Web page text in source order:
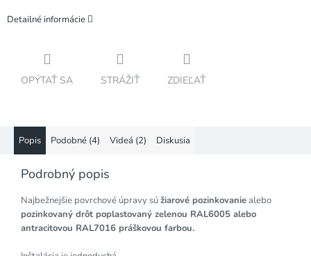
Detailné informácie
OPÝTAŤ SA STRÁŽIŤ ZDIEĽAŤ
Popis Podobné (4) Videá (2) Diskusia
Podrobný popis
Najbežnejšie povrchové úpravy súžiarové pozinkovaniealebo
pozinkovaný drôt poplastovaný zelenou RAL6005 alebo
antracitovou RAL7016 práškovou farbou.